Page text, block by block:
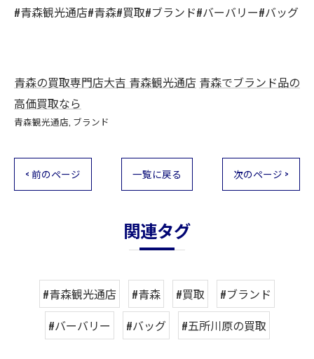
#青森観光通店#青森#買取#ブランド#バーバリー#バッグ
青森の買取専門店大吉 青森観光通店 青森でブランド品の
高価買取なら
青森観光通店 ブランド
< 前のページ 一覧に戻る 次のページ >
関連タグ
#青森観光通店 #青森 #買取
#ブランド
#バーバリー
#バッグ #五所川原の買取